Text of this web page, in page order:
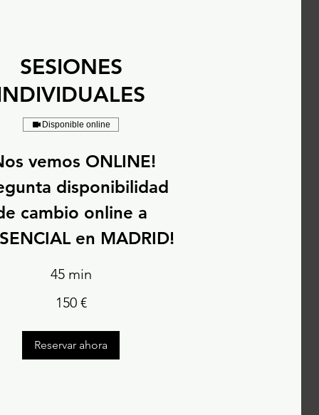
SESIONES
Disponible online
vemos ONLINE!
disponibilidad
cambio online a
en MADRID!
45 min
150 €
Reservar ahora